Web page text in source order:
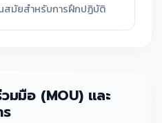
มัยสำหรับการฝึกปฏิบัติ
มมือ (MOU) และ